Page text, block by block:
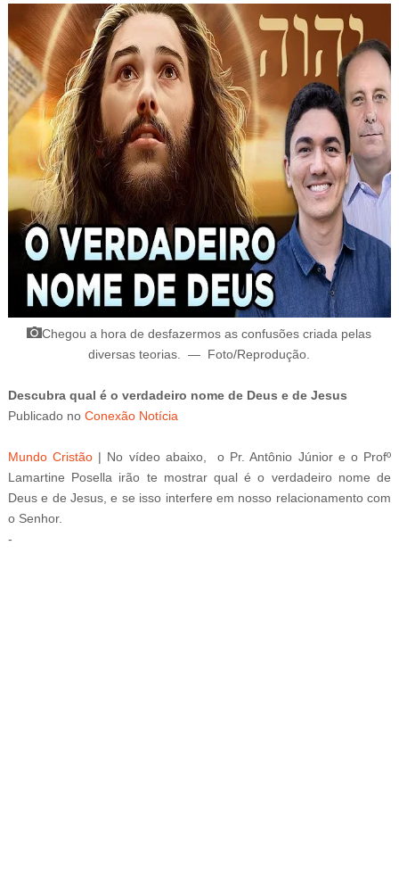
Chegou a hora de desfazermos as confusões criada pelas
diversas teorias
— Foto/Reprodução
Descubra qual é o verdadeiro nome de Deus e de Jesus
Publicado no Conexão Notícia
Mundo Cristão | No vídeo abaixo, o Pr. Antônio Júnior e o Profº
Lamartine Posella irão te mostrar qual é o verdadeiro nome de
Deus e de Jesus, e se isso interfere em nosso relacionamento com
o Senhor.
-